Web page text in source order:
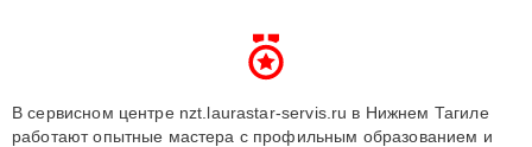
В сервисном центре nzt.laurastar-servis.ru в Нижнем Тагиле
работают опытные мастера с профильным образованием и